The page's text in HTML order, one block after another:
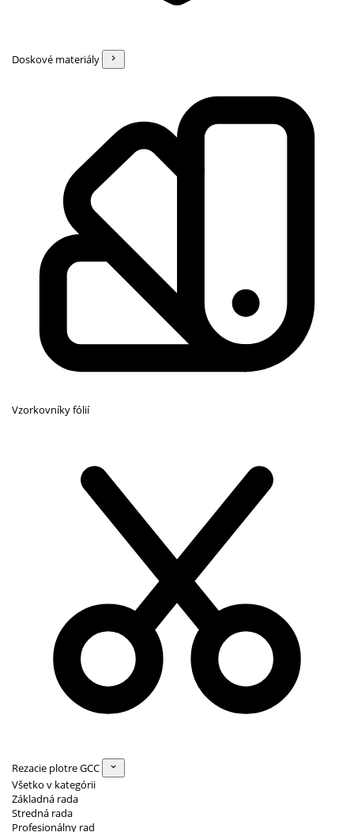
Doskové materiály
Vzorkovníky fólií
Rezacie plotre GCC
Všetko v kategórii
Základná rada
Stredná rada
Profesionálny rad